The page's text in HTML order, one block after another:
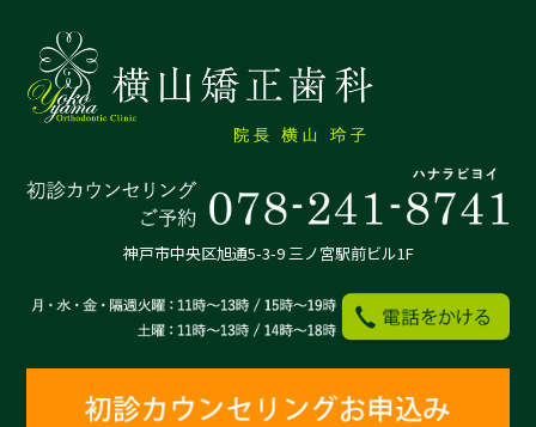
神戸市中央区旭通5-3-9 三ノ宮駅前ビル1F